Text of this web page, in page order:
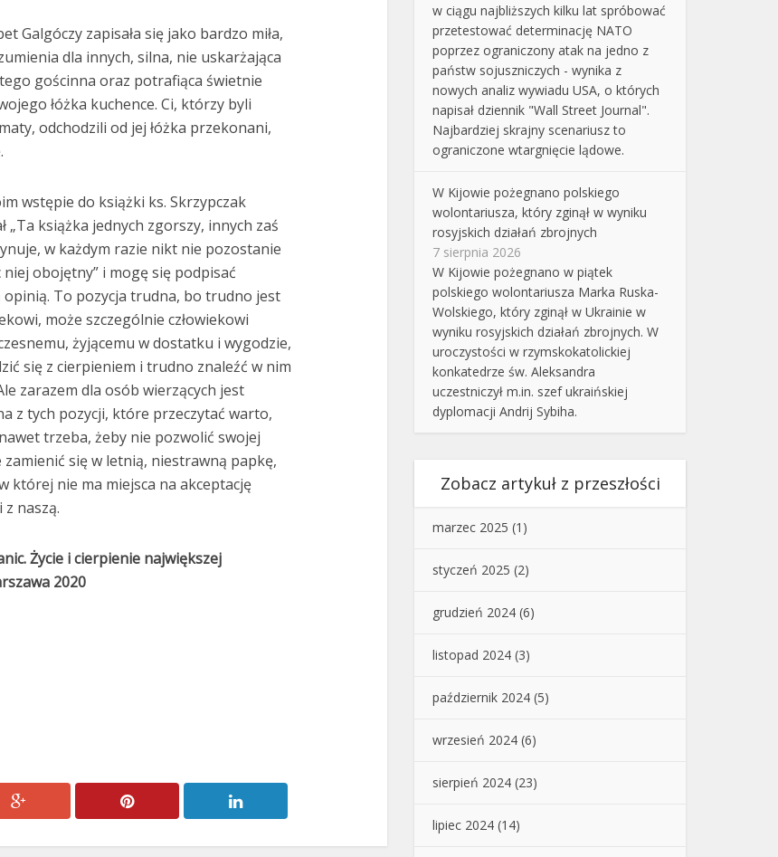
Galgóczy zapisała się jako bardzo miła,
dla innych, silna, nie uskarżająca
gościnna oraz potrafiąca świetnie
łóżka kuchence. Ci, którzy byli
odchodzili od jej łóżka przekonani,
wstępie do książki ks. Skrzypczak
„Ta książka jednych zgorszy, innych zaś
w każdym razie nikt nie pozostanie
niej obojętny” i mogę się podpisać
opinią. To pozycja trudna, bo trudno jest
może szczególnie człowiekowi
żyjącemu w dostatku i wygodzie,
się z cierpieniem i trudno znaleźć w nim
zarazem dla osób wierzących jest
z tych pozycji, które przeczytać warto,
trzeba, żeby nie pozwolić swojej
zamienić się w letnią, niestrawną papkę,
której nie ma miejsca na akceptację
naszą.
Życie i cierpienie największej
2020
w ciągu najbliższych kilku lat spróbować
przetestować determinację NATO
poprzez ograniczony atak na jedno z
państw sojuszniczych - wynika z
nowych analiz wywiadu USA, o których
napisał dziennik "Wall Street Journal".
Najbardziej skrajny scenariusz to
ograniczone wtargnięcie lądowe.
W Kijowie pożegnano polskiego
wolontariusza, który zginął w wyniku
rosyjskich działań zbrojnych
7 sierpnia 2026
W Kijowie pożegnano w piątek
polskiego wolontariusza Marka Ruska-
Wolskiego, który zginął w Ukrainie w
wyniku rosyjskich działań zbrojnych. W
uroczystości w rzymskokatolickiej
konkatedrze św. Aleksandra
uczestniczył m.in. szef ukraińskiej
dyplomacji Andrij Sybiha.
Zobacz artykuł z przeszłości
marzec 2025 (1)
styczeń 2025 (2)
grudzień 2024 (6)
listopad 2024 (3)
październik 2024 (5)
wrzesień 2024 (6)
sierpień 2024 (23)
lipiec 2024 (14)